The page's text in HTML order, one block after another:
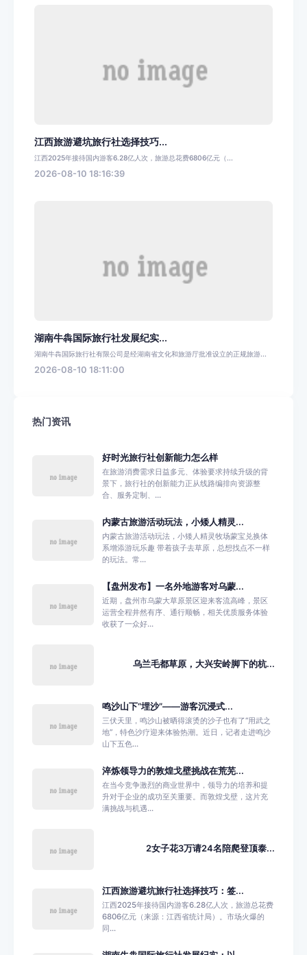
江西旅游避坑旅行社选择技巧...
江西2025年接待国内游客6.28亿人次，旅游总花费6806亿元（...
2026-08-10 18:16:39
湖南牛犇国际旅行社发展纪实...
湖南牛犇国际旅行社有限公司是经湖南省文化和旅游厅批准设立的正规旅游...
2026-08-10 18:11:00
热门资讯
好时光旅行社创新能力怎么样
在旅游消费需求日益多元、体验要求持续升级的背
景下，旅行社的创新能力正从线路编排向资源整
合、服务定制、...
内蒙古旅游活动玩法，小矮人精灵...
内蒙古旅游活动玩法，小矮人精灵牧场蒙宝兑换体
系增添游玩乐趣 带着孩子去草原，总想找点不一样
的玩法。常...
【盘州发布】一名外地游客对乌蒙...
近期，盘州市乌蒙大草原景区迎来客流高峰，景区
运营全程井然有序、通行顺畅，相关优质服务体验
收获了一众好...
乌兰毛都草原，大兴安岭脚下的杭...
鸣沙山下“埋沙”——游客沉浸式...
三伏天里，鸣沙山被晒得滚烫的沙子也有了“用武之
地”，特色沙疗迎来体验热潮。近日，记者走进鸣沙
山下五色...
淬炼领导力的敦煌戈壁挑战在荒芜...
在当今竞争激烈的商业世界中，领导力的培养和提
升对于企业的成功至关重要。而敦煌戈壁，这片充
满挑战与机遇...
2女子花3万请24名陪爬登顶泰...
江西旅游避坑旅行社选择技巧：签...
江西2025年接待国内游客6.28亿人次，旅游总花费
6806亿元（来源：江西省统计局）。市场火爆的
同...